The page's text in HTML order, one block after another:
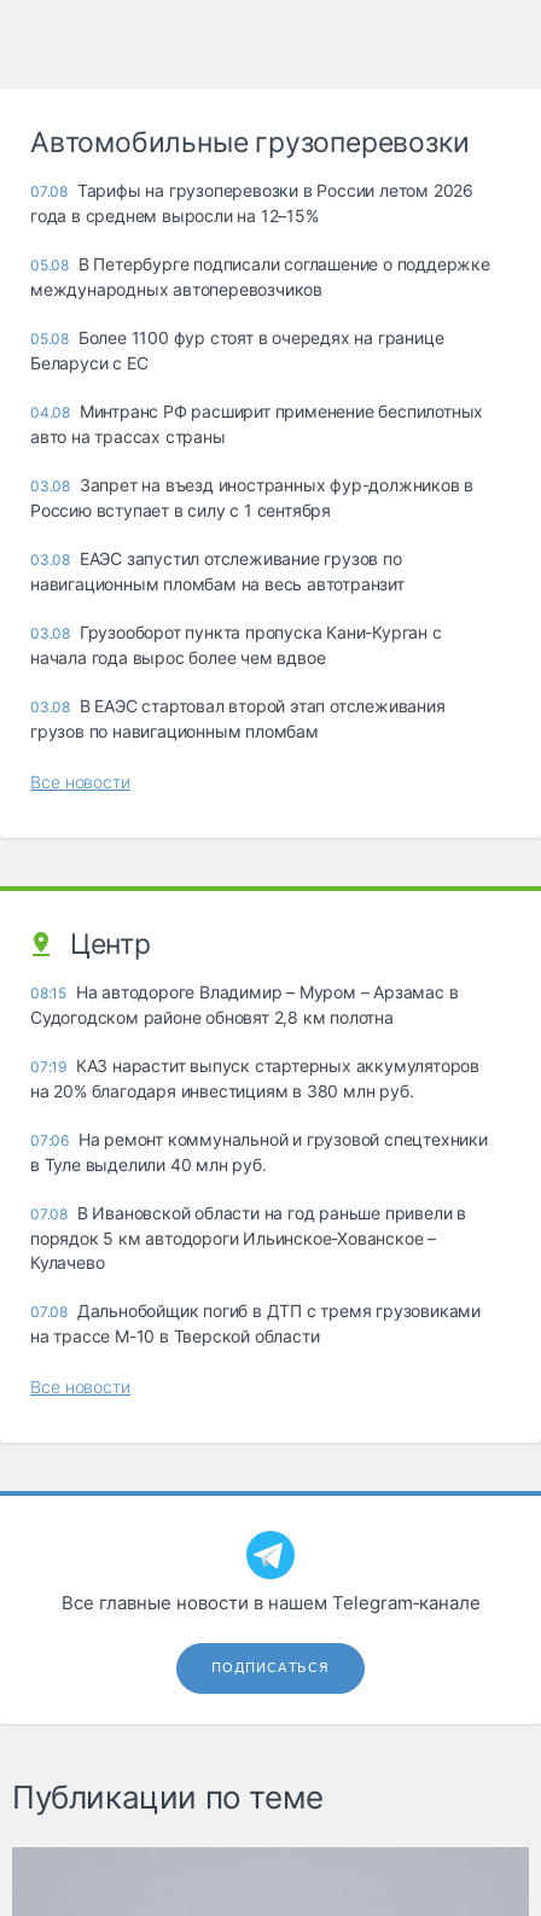
Автомобильные грузоперевозки
07.08 Тарифы на грузоперевозки в России летом 2026
года в среднем выросли на 12–15%
05.08 В Петербурге подписали соглашение о поддержке
международных автоперевозчиков
05.08 Более 1100 фур стоят в очередях на границе
Беларуси с ЕС
04.08 Минтранс РФ расширит применение беспилотных
авто на трассах страны
03.08 Запрет на въезд иностранных фур-должников в
Россию вступает в силу с 1 сентября
03.08 ЕАЭС запустил отслеживание грузов по
навигационным пломбам на весь автотранзит
03.08 Грузооборот пункта пропуска Кани-Курган с
начала года вырос более чем вдвое
03.08 В ЕАЭС стартовал второй этап отслеживания
грузов по навигационным пломбам
Все новости
Центр
08:15 На автодороге Владимир – Муром – Арзамас в
Судогодском районе обновят 2,8 км полотна
07:19 КАЗ нарастит выпуск стартерных аккумуляторов
на 20% благодаря инвестициям в 380 млн руб.
07:06 На ремонт коммунальной и грузовой спецтехники
в Туле выделили 40 млн руб.
07.08 В Ивановской области на год раньше привели в
порядок 5 км автодороги Ильинское-Хованское –
Кулачево
07.08 Дальнобойщик погиб в ДТП с тремя грузовиками
на трассе М-10 в Тверской области
Все новости
Все главные новости в нашем Telegram‑канале
ПОДПИСАТЬСЯ
Публикации по теме